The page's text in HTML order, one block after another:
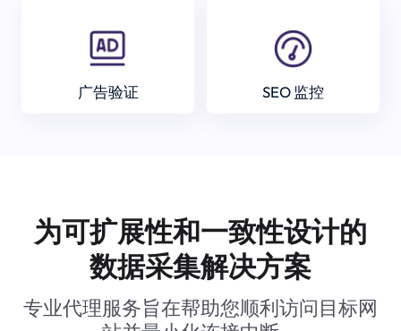
广告验证 SEO 监控
为可扩展性和一致性设计的
数据采集解决方案
专业代理服务旨在帮助您顺利访问目标网